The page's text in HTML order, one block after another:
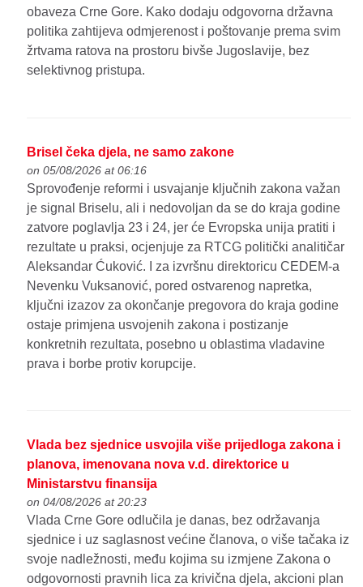
obaveza Crne Gore. Kako dodaju odgovorna državna
politika zahtijeva odmjerenost i poštovanje prema svim
žrtvama ratova na prostoru bivše Jugoslavije, bez
selektivnog pristupa.
Brisel čeka djela, ne samo zakone
on 05/08/2026 at 06:16
Sprovođenje reformi i usvajanje ključnih zakona važan
je signal Briselu, ali i nedovoljan da se do kraja godine
zatvore poglavlja 23 i 24, jer će Evropska unija pratiti i
rezultate u praksi, ocjenjuje za RTCG politički analitičar
Aleksandar Ćuković. I za izvršnu direktoricu CEDEM-a
Nevenku Vuksanović, pored ostvarenog napretka,
ključni izazov za okončanje pregovora do kraja godine
ostaje primjena usvojenih zakona i postizanje
konkretnih rezultata, posebno u oblastima vladavine
prava i borbe protiv korupcije.
Vlada bez sjednice usvojila više prijedloga zakona i
planova, imenovana nova v.d. direktorice u
Ministarstvu finansija
on 04/08/2026 at 20:23
Vlada Crne Gore odlučila je danas, bez održavanja
sjednice i uz saglasnost većine članova, o više tačaka iz
svoje nadležnosti, među kojima su izmjene Zakona o
odgovornosti pravnih lica za krivična djela, akcioni plan